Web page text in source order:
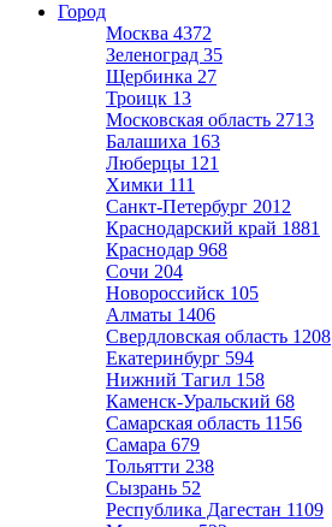
Город
Москва 4372
Зеленоград 35
Щербинка 27
Троицк 13
Московская область 2713
Балашиха 163
Люберцы 121
Химки 111
Санкт-Петербург 2012
Краснодарский край 1881
Краснодар 968
Сочи 204
Новороссийск 105
Алматы 1406
Свердловская область 1208
Екатеринбург 594
Нижний Тагил 158
Каменск-Уральский 68
Самарская область 1156
Самара 679
Тольятти 238
Сызрань 52
Республика Дагестан 1109